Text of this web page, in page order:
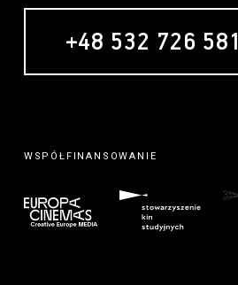
+48 532 726 581
WSPÓŁFINANSOWANIE